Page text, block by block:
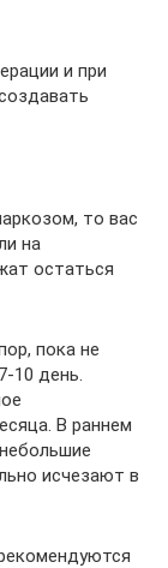
и при
то вас
на
остаться
пока не
10 день.
В раннем
исчезают в